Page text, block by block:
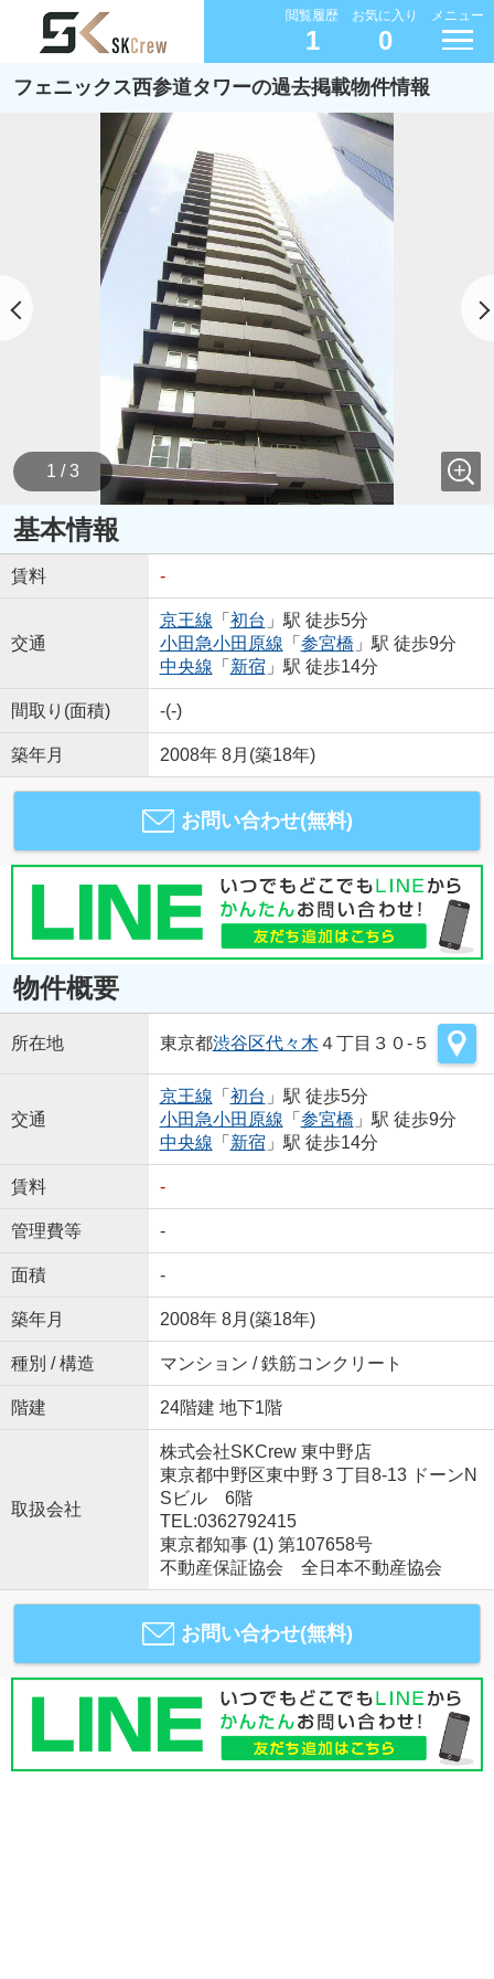
閲覧履歴
1
お気に入り
0
メニュー
フェニックス西参道タワーの過去掲載物件情報
1 / 3
基本情報
賃料 -
交通
京王線 「 初台 」駅 徒歩5分
小田急小田原線 「 参宮橋 」駅 徒歩9分
中央線 「 新宿 」駅 徒歩14分
間取り(面積) -(-)
築年月 2008年 8月(築18年)
お問い合わせ(無料)
物件概要
所在地 東京都渋谷区代々木 ４丁目３０-５
交通
京王線 「 初台 」駅 徒歩5分
小田急小田原線 「 参宮橋 」駅 徒歩9分
中央線 「 新宿 」駅 徒歩14分
賃料 -
管理費等 -
面積 -
築年月 2008年 8月(築18年)
種別 / 構造 マンション / 鉄筋コンクリート
階建 24階建 地下1階
取扱会社
株式会社SKCrew 東中野店
東京都中野区東中野３丁目8-13 ドーンN
Sビル 6階
TEL:0362792415
東京都知事 (1) 第107658号
不動産保証協会 全日本不動産協会
お問い合わせ(無料)